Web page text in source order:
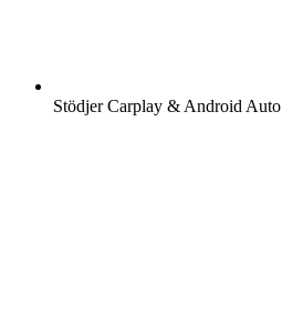
Stödjer Carplay & Android Auto